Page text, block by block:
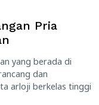
Pria
yang berada di
dan
arloji berkelas tinggi